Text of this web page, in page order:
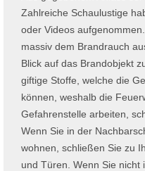
Zahlreiche Schaulustige
oder Videos
massiv dem Brandrauch
Blick auf das Brandobjekt
giftige Stoffe, welche die
können, weshalb die
Gefahrenstelle arbeiten,
Wenn Sie in der
wohnen, schließen Sie zu
und Türen. Wenn Sie nicht